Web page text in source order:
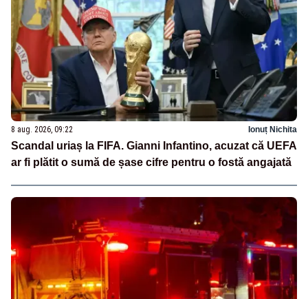
8 aug. 2026, 09:22 Ionuț Nichita
Scandal uriaș la FIFA. Gianni Infantino, acuzat că UEFA
ar fi plătit o sumă de șase cifre pentru o fostă angajată